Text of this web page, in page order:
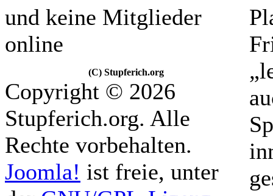
und keine Mitglieder
online
(C) Stupferich.org
Copyright © 2026
Stupferich.org. Alle
Rechte vorbehalten.
Joomla! ist freie, unter